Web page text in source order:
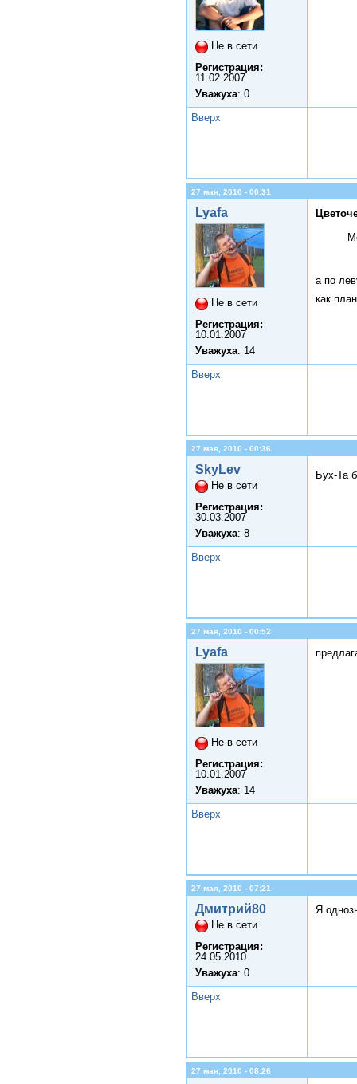
Не в сети
Регистрация:
11.02.2007
Уважуха: 0
Вверх
27 мая, 2010 - 00:31
Lyafa
Не в сети
Регистрация:
10.01.2007
Уважуха: 14
а по
как
Вверх
27 мая, 2010 - 00:36
SkyLev
Не в сети
Регистрация:
30.03.2007
Уважуха: 8
Бух-Та
Вверх
27 мая, 2010 - 00:52
Lyafa
Не в сети
Регистрация:
10.01.2007
Уважуха: 14
Вверх
27 мая, 2010 - 07:21
Дмитрий80
Не в сети
Регистрация:
24.05.2010
Уважуха: 0
Я
Вверх
27 мая, 2010 - 08:26